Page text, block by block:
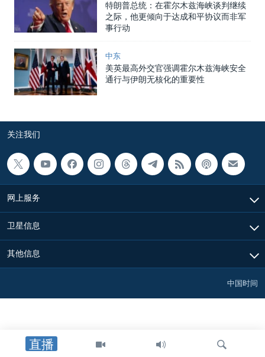
直播
特朗普总统：在霍尔木兹海峡谈判继续
之际，他更倾向于达成和平协议而非军
事行动
中东
美英最高外交官强调霍尔木兹海峡安全
通行与伊朗无核化的重要性
关注我们
网上服务
卫星信息
其他信息
中国时间